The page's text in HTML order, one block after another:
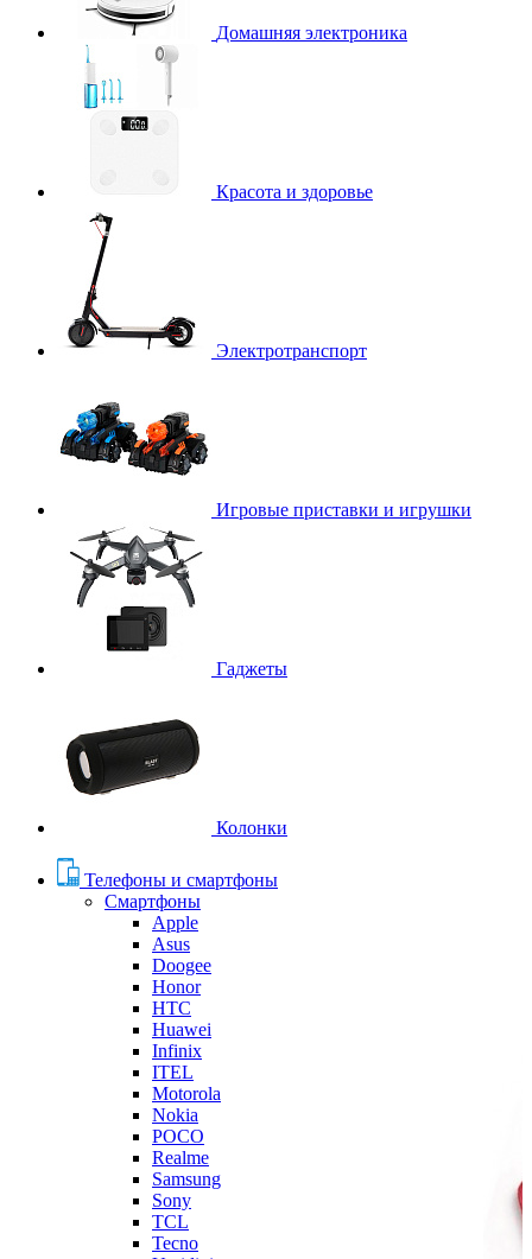
Домашняя электроника
Красота и здоровье
Электротранспорт
Игровые приставки и игрушки
Гаджеты
Колонки
Телефоны и смартфоны
Смартфоны
Apple
Asus
Doogee
Honor
HTC
Huawei
Infinix
ITEL
Motorola
Nokia
POCO
Realme
Samsung
Sony
TCL
Tecno